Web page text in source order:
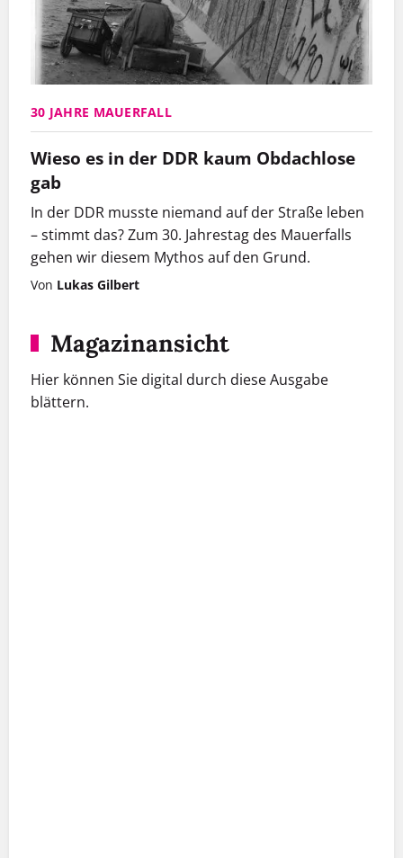
„Ich wollte nur noch weg“, erinnert sich Silvia. Wie die
landete, erzählt sie im Magazin. Foto: Mauricio
Bustamante; Hintergrundfoto: Actionpress
30 JAHRE MAUERFALL
Wieso es in der DDR kaum Obdachlose
gab
In der DDR musste niemand auf der Straße leben
– stimmt das? Zum 30. Jahrestag des Mauerfalls
gehen wir diesem Mythos auf den Grund.
Von Lukas Gilbert
Magazinansicht
Hier können Sie digital durch diese Ausgabe
blättern.